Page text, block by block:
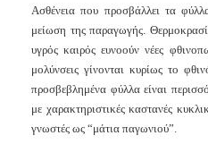
Οικογένειας
ΤΟΠΟΣ
Ασθένεια που προσβάλλει τα
μείωση της παραγωγής.
υγρός καιρός ευνοούν νέες
μολύνσεις γίνονται κυρίως το
προσβεβλημένα φύλλα είναι
με χαρακτηριστικές καστανές
γνωστές ως “μάτια παγωνιού”.